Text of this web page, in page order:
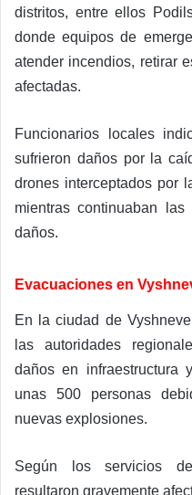
distritos, entre ellos
donde equipos de
atender incendios, retirar
afectadas.
Funcionarios locales
sufrieron daños por la
drones interceptados por
mientras continuaban
daños.
Evacuaciones en
En la ciudad de
las autoridades
daños en infraestructura
unas 500 personas
nuevas explosiones.
Según los servicios
resultaron gravemente